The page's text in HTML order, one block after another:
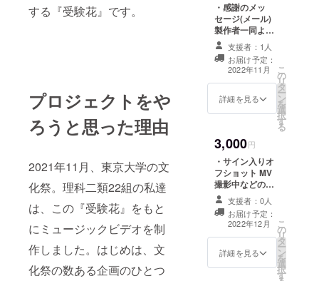
する『受験花』です。
プロジェクトをや
ろうと思った理由
2021年11月、東京大学の文
化祭。理科二類22組の私達
は、この『受験花』をもと
にミュージックビデオを制
作しました。はじめは、文
化祭の数ある企画のひとつ
・感謝のメッ
セージ(メール)
製作者一同より
心を込めて感謝
のメッセージを
送らせていただ
きます。
支援者：1人
お届け予定：
2022年11月
詳細を見る
こ
の
リ
タ
ー
ン
を
選
択
す
る
3,000円
・サイン入りオ
フショット MV
撮影中などのオ
フショットにな
ります。 ・感謝
のメッセージ 製
作者一同より心
を込めて 感謝の
手紙を贈らせて
支援者：0人
お届け予定：
2022年12月
詳細を見る
こ
の
リ
タ
ー
ン
を
選
択
す